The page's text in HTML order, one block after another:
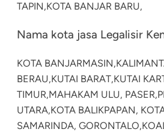
TAPIN,KOTA BANJAR BARU,
Nama kota jasa Legalisir
KOTA BANJARMASIN,
BERAU,KUTAI BARAT,KUTAI
TIMUR,MAHAKAM ULU, PASER,
UTARA,KOTA BALIKPAPAN,
SAMARINDA, GORONTALO,